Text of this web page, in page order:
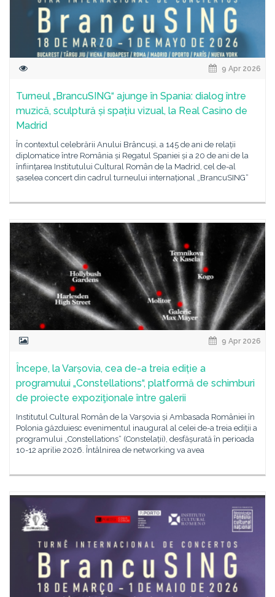
9 Apr 2026
Turneul „BrancuSING“ ajunge în Spania: dialog între
muzică, sculptură și spațiu vizual, la Real Casino de
Madrid
În contextul celebrării Anului Brâncuși, a 145 de ani de relații
diplomatice între România și Regatul Spaniei și a 20 de ani de la
înființarea Institutului Cultural Român de la Madrid, cel de-al
șaselea concert din cadrul turneului internațional „BrancuSING“
9 Apr 2026
Începe, la Varșovia, cea de-a treia ediție a
programului „Constellations“, platformă de schimburi
de proiecte expoziţionale între galerii
Institutul Cultural Român de la Varșovia și Ambasada României în
Polonia găzduiesc evenimentul inaugural al celei de-a treia ediții a
programului „Constellations“ (Constelații), desfășurată în perioada
10-12 aprilie 2026. Întâlnirea de networking va avea